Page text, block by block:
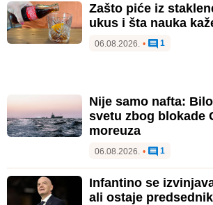
Zašto piće iz
ukus i šta nauka
06.08.2026. • 1
Nije samo nafta:
svetu zbog blokade
moreuza
06.08.2026. • 1
Infantino se
ali ostaje